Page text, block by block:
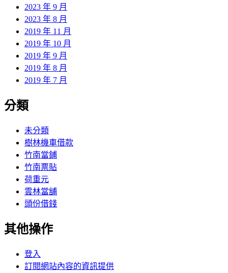
2023 年 9 月
2023 年 8 月
2019 年 11 月
2019 年 10 月
2019 年 9 月
2019 年 8 月
2019 年 7 月
分類
未分類
樹林機車借款
竹南當鋪
竹南票貼
荷重元
雲林當舖
頭份借錢
其他操作
登入
訂閱網站內容的資訊提供